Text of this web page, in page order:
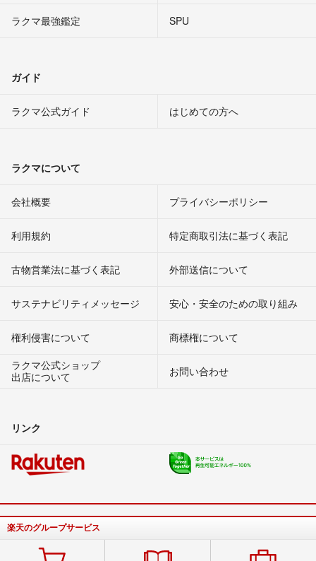
ラクマ最強鑑定
SPU
ガイド
ラクマ公式ガイド はじめての方へ
ラクマについて
会社概要 プライバシーポリシー
利用規約 特定商取引法に基づく表記
古物営業法に基づく表記 外部送信について
サステナビリティメッセージ 安心・安全のための取り組み
権利侵害について
商標権について
ラクマ公式ショップ
出店について
お問い合わせ
リンク
楽天のグループサービス